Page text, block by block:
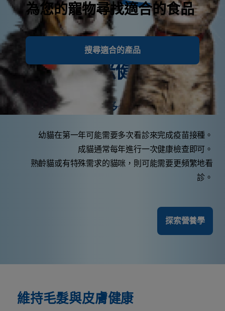
為您的寵物尋找適合的食品
搜尋適合的產品
貓咪健康小知識
您的貓多久該看一次獸醫？
幼貓在第一年可能需要多次看診來完成疫苗接種。
成貓通常每年進行一次健康檢查即可。
熟齡貓或有特殊需求的貓咪，則可能需要更頻繁地看
診。
探索營養學
維持毛髮與皮膚健康